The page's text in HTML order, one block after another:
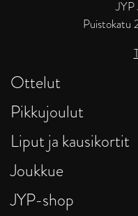
JYP
Puistokatu
Ottelut
Pikkujoulut
Liput ja kausikortit
Joukkue
JYP-shop